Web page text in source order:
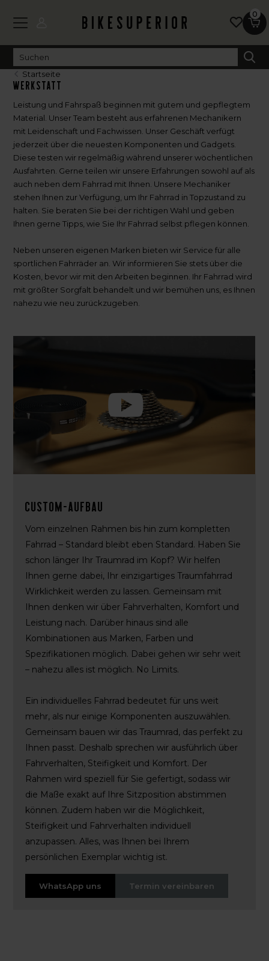
0
Startseite
Werkstatt
Leistung und Fahrspaß beginnen mit gutem und gepflegtem
Material. Unser Team besteht aus erfahrenen Mechanikern
mit Leidenschaft und Fachwissen. Unser Geschäft verfügt
jederzeit über die neuesten Komponenten und Gadgets.
Diese testen wir regelmäßig während unserer wöchentlichen
Ausfahrten. Gerne teilen wir unsere Erfahrungen sowohl auf als
auch neben dem Fahrrad mit Ihnen. Unsere Mechaniker
stehen Ihnen zur Verfügung, um Ihr Fahrrad in Topzustand zu
halten. Sie beraten Sie bei der richtigen Wahl und geben
Ihnen gerne Tipps, wie Sie Ihr Fahrrad selbst pflegen können.
Neben unseren eigenen Marken bieten wir Service für alle
sportlichen Fahrräder an. Wir informieren Sie stets über die
Kosten, bevor wir mit den Arbeiten beginnen. Ihr Fahrrad wird
mit größter Sorgfalt behandelt und wir bemühen uns, es Ihnen
nahezu wie neu zurückzugeben.
Custom-Aufbau
Vom einzelnen Rahmen bis hin zum kompletten
Fahrrad – Standard bleibt eben Standard. Haben Sie
schon länger Ihr Traumrad im Kopf? Wir helfen
Ihnen gerne dabei, Ihr einzigartiges Traumfahrrad
Wirklichkeit werden zu lassen. Gemeinsam mit
Ihnen denken wir über Fahrverhalten, Komfort und
Leistung nach. Darüber hinaus sind alle
Kombinationen aus Marken, Farben und
Spezifikationen möglich. Dabei gehen wir sehr weit
– nahezu alles ist möglich. No Limits.
Ein individuelles Fahrrad bedeutet für uns weit
mehr, als nur einige Komponenten auszuwählen.
Gemeinsam bauen wir das Traumrad, das perfekt zu
Ihnen passt. Deshalb sprechen wir ausführlich über
Fahrverhalten, Steifigkeit und Komfort. Der
Rahmen wird speziell für Sie gefertigt, sodass wir
die Maße exakt auf Ihre Sitzposition abstimmen
können. Zudem haben wir die Möglichkeit,
Steifigkeit und Fahrverhalten individuell
anzupassen. Alles, was Ihnen bei Ihrem
persönlichen Exemplar wichtig ist.
WhatsApp uns Termin vereinbaren